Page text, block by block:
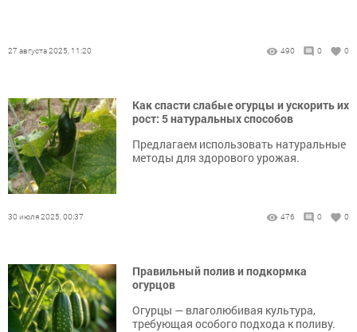
27 августа 2025, 11:20 490 0 0
Как спасти слабые огурцы и ускорить их
рост: 5 натуральных способов
Предлагаем использовать натуральные
методы для здорового урожая.
30 июля 2025, 00:37 476 0 0
Правильный полив и подкормка
огурцов
Огурцы — влаголюбивая культура,
требующая особого подхода к поливу.